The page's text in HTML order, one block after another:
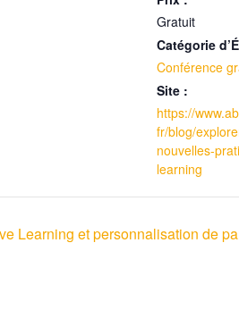
Gratuit
Catégorie
Conférence
Site :
https://
fr/blog/
nouvelles-
learning
Learning et personnalisation de